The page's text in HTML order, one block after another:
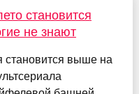
становится
не знают
выше на